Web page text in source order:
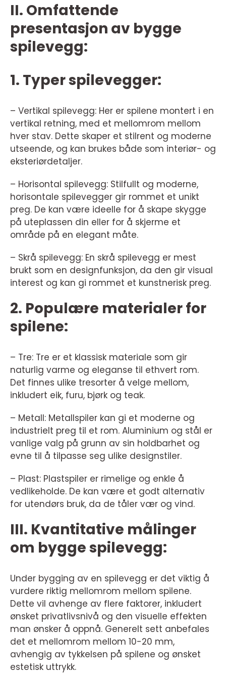
II. Omfattende
presentasjon av bygge
spilevegg:
1. Typer spilevegger:
– Vertikal spilevegg: Her er spilene montert i en
vertikal retning, med et mellomrom mellom
hver stav. Dette skaper et stilrent og moderne
utseende, og kan brukes både som interiør- og
eksteriørdetaljer.
– Horisontal spilevegg: Stilfullt og moderne,
horisontale spilevegger gir rommet et unikt
preg. De kan være ideelle for å skape skygge
på uteplassen din eller for å skjerme et
område på en elegant måte.
– Skrå spilevegg: En skrå spilevegg er mest
brukt som en designfunksjon, da den gir visual
interest og kan gi rommet et kunstnerisk preg.
2. Populære materialer for
spilene:
– Tre: Tre er et klassisk materiale som gir
naturlig varme og eleganse til ethvert rom.
Det finnes ulike tresorter å velge mellom,
inkludert eik, furu, bjørk og teak.
– Metall: Metallspiler kan gi et moderne og
industrielt preg til et rom. Aluminium og stål er
vanlige valg på grunn av sin holdbarhet og
evne til å tilpasse seg ulike designstiler.
– Plast: Plastspiler er rimelige og enkle å
vedlikeholde. De kan være et godt alternativ
for utendørs bruk, da de tåler vær og vind.
III. Kvantitative målinger
om bygge spilevegg:
Under bygging av en spilevegg er det viktig å
vurdere riktig mellomrom mellom spilene.
Dette vil avhenge av flere faktorer, inkludert
ønsket privatlivsnivå og den visuelle effekten
man ønsker å oppnå. Generelt sett anbefales
det et mellomrom mellom 10-20 mm,
avhengig av tykkelsen på spilene og ønsket
estetisk uttrykk.